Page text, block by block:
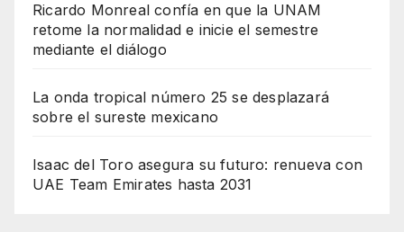
Ricardo Monreal confía en que la UNAM
retome la normalidad e inicie el semestre
mediante el diálogo
La onda tropical número 25 se desplazará
sobre el sureste mexicano
Isaac del Toro asegura su futuro: renueva con
UAE Team Emirates hasta 2031